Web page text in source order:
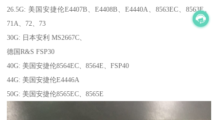
26.5G: 美国安捷伦E4407B、E4408B、E4440A、8563EC、8563E、
71A、72、73
30G: 日本安利 MS2667C、
德国R&S FSP30
40G: 美国安捷伦8564EC、8564E、FSP40
44G: 美国安捷伦E4446A
50G: 美国安捷伦8565EC、8565E